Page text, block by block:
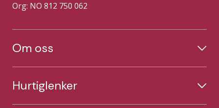
Org: NO 812 750 062
Om oss
Hurtiglenker